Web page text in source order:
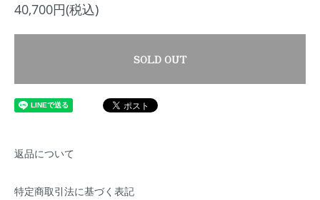
40,700円(税込)
SOLD OUT
返品について
特定商取引法に基づく表記